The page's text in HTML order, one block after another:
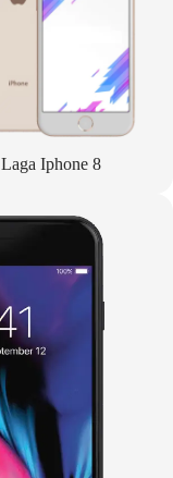
Laga Iphone 8